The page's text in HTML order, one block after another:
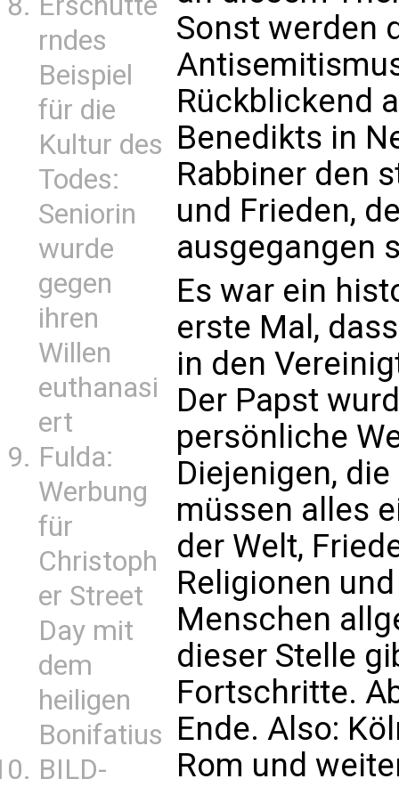
rndes
Beispiel
für die
Kultur des
Todes:
Seniorin
wurde
gegen
ihren
Willen
euthanasi
ert
Fulda:
Werbung
für
Christoph
er Street
Day mit
dem
heiligen
Bonifatius
BILD-
Sonst werden
Rückblickend
Benedikts in
Rabbiner den
und Frieden,
ausgegangen
Es war ein
erste Mal,
in den
Der Papst
persönliche
Diejenigen,
müssen alles
der Welt,
Religionen
Menschen
dieser Stelle
Fortschritte.
Ende. Also:
Rom und